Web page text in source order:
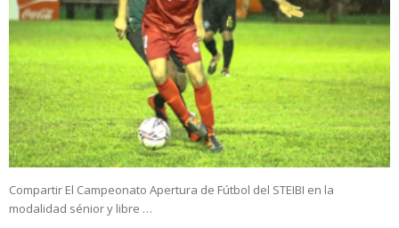
Compartir El Campeonato Apertura de Fútbol del STEIBI en la
modalidad sénior y libre …